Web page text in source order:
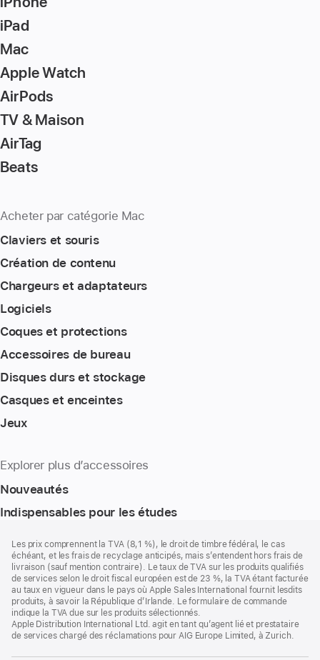
iPad
Mac
Apple Watch
AirPods
TV & Maison
AirTag
Beats
Acheter par catégorie Mac
Claviers et souris
Création de contenu
Chargeurs et adaptateurs
Logiciels
Coques et protections
Accessoires de bureau
Disques durs et stockage
Casques et enceintes
Jeux
Explorer plus d’accessoires
Nouveautés
Indispensables pour les études
de
page
de
bas
de
page
Les prix comprennent la TVA (8,1 %), le droit de timbre fédéral, le cas
échéant, et les frais de recyclage anticipés, mais s’entendent hors frais de
livraison (sauf mention contraire). Le taux de TVA sur les produits qualifiés
de services selon le droit fiscal européen est de 23 %, la TVA étant facturée
au taux en vigueur dans le pays où Apple Sales International fournit lesdits
produits, à savoir la République d’Irlande. Le formulaire de commande
indique la TVA due sur les produits sélectionnés.
Apple Distribution International Ltd. agit en tant qu’agent lié et prestataire
de services chargé des réclamations pour AIG Europe Limited, à Zurich.